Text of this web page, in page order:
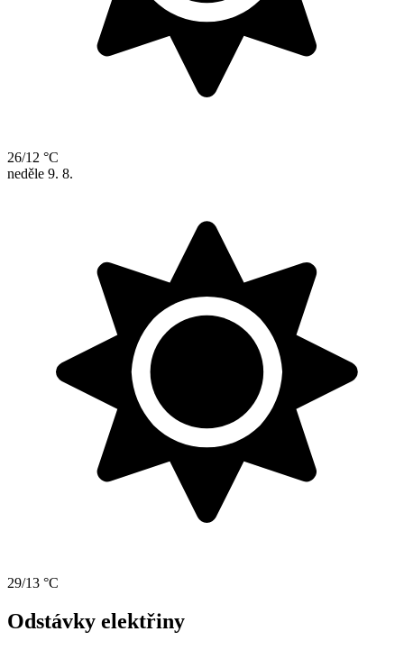
26/12 °C
neděle 9. 8.
29/13 °C
Odstávky elektřiny